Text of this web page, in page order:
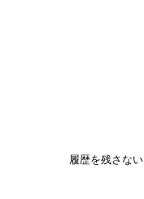
履歴を残さない